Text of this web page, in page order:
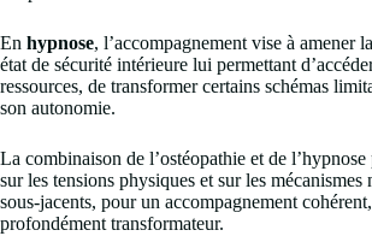
En hypnose, l’accompagnement vise à amener
état de sécurité intérieure lui permettant
ressources, de transformer certains schémas
son autonomie.
La combinaison de l’ostéopathie et de
sur les tensions physiques et sur les mécanismes
sous‑jacents, pour un accompagnement
profondément transformateur.